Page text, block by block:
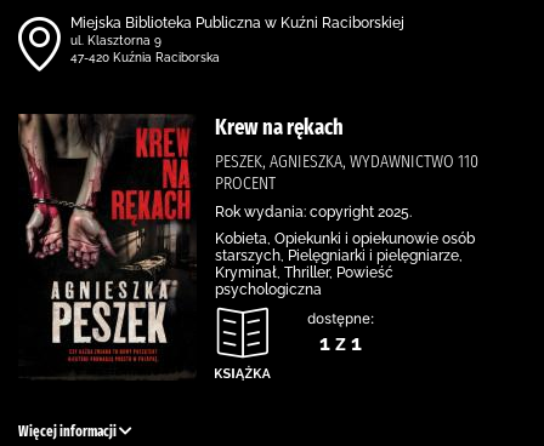
Miejska Biblioteka Publiczna w Kuźni Raciborskiej
ul. Klasztorna 9
47-420 Kuźnia Raciborska
Krew na rękach
PESZEK, AGNIESZKA, WYDAWNICTWO 110
PROCENT
Rok wydania: copyright 2025.
Kobieta, Opiekunki i opiekunowie osób
starszych, Pielęgniarki i pielęgniarze,
Kryminał, Thriller, Powieść
psychologiczna
dostępne:
1 z 1
Więcej informacji